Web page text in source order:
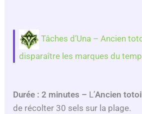
Tâches d’Una – Ancien
disparaître les marques du
Durée : 2 minutes – L’Ancien
de récolter 30 sels sur la plage.